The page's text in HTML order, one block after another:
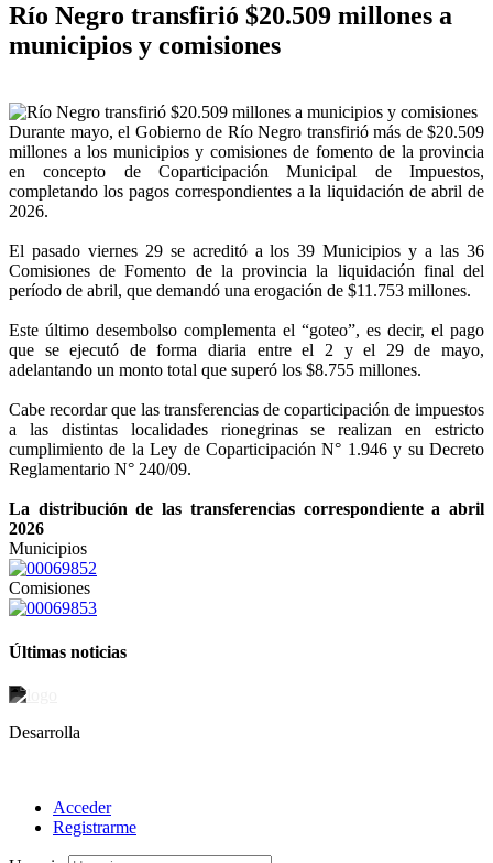
Río Negro transfirió $20.509 millones a
municipios y comisiones
Durante mayo, el Gobierno de Río Negro transfirió más de $20.509
millones a los municipios y comisiones de fomento de la provincia
en concepto de Coparticipación Municipal de Impuestos,
completando los pagos correspondientes a la liquidación de abril de
2026.
El pasado viernes 29 se acreditó a los 39 Municipios y a las 36
Comisiones de Fomento de la provincia la liquidación final del
período de abril, que demandó una erogación de $11.753 millones.
Este último desembolso complementa el “goteo”, es decir, el pago
que se ejecutó de forma diaria entre el 2 y el 29 de mayo,
adelantando un monto total que superó los $8.755 millones.
Cabe recordar que las transferencias de coparticipación de impuestos
a las distintas localidades rionegrinas se realizan en estricto
cumplimiento de la Ley de Coparticipación N° 1.946 y su Decreto
Reglamentario N° 240/09.
La distribución de las transferencias correspondiente a abril
2026
Municipios
Comisiones
Últimas noticias
Desarrolla
Acceder
Registrarme